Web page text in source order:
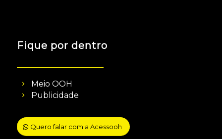
Fique por dentro
Meio OOH
Publicidade
Quero falar com a Acessooh